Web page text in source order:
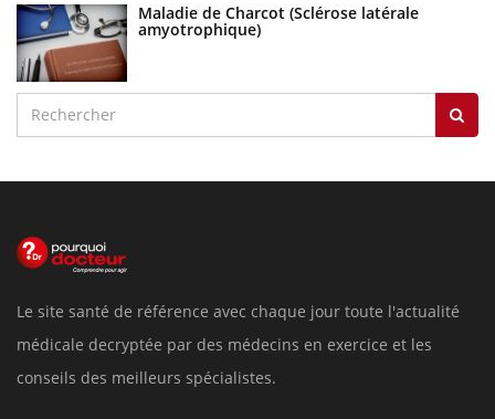
Maladie de Charcot (Sclérose latérale
amyotrophique)
Le site santé de référence avec chaque jour toute l'actualité
médicale decryptée par des médecins en exercice et les
conseils des meilleurs spécialistes.